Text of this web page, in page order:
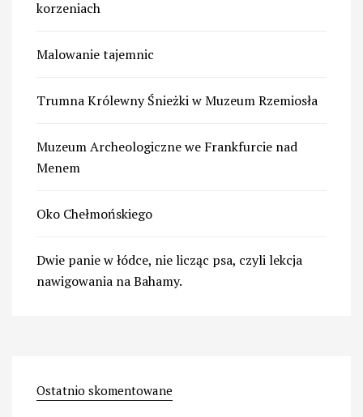
korzeniach
Malowanie tajemnic
Trumna Królewny Śnieżki w Muzeum Rzemiosła
Muzeum Archeologiczne we Frankfurcie nad
Menem
Oko Chełmońskiego
Dwie panie w łódce, nie licząc psa, czyli lekcja
nawigowania na Bahamy.
Ostatnio skomentowane